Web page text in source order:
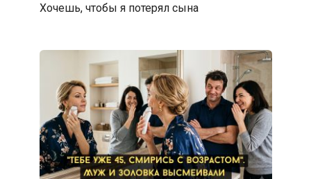
Хочешь, чтобы я потерял сына